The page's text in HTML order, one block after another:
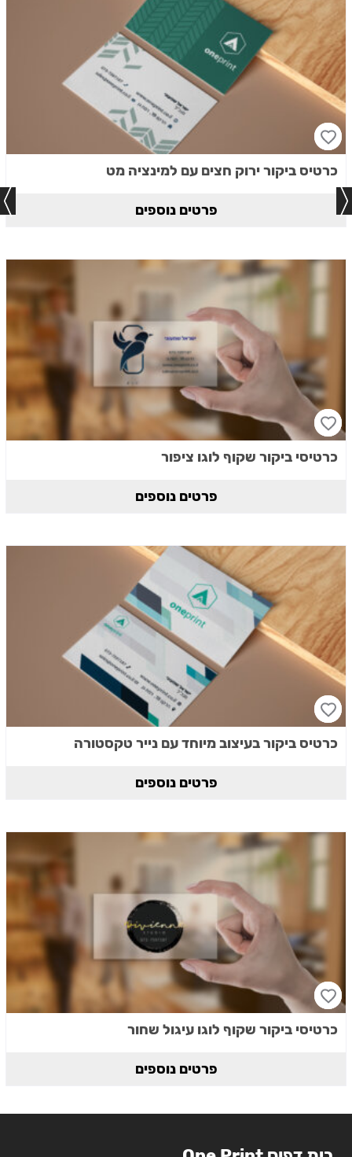
כרטיס ביקור ירוק חצים עם למינציה מט
פרטים נוספים
כרטיסי ביקור שקוף לוגו ציפור
פרטים נוספים
כרטיס ביקור בעיצוב מיוחד עם נייר טקסטורה
פרטים נוספים
כרטיסי ביקור שקוף לוגו עיגול שחור
פרטים נוספים